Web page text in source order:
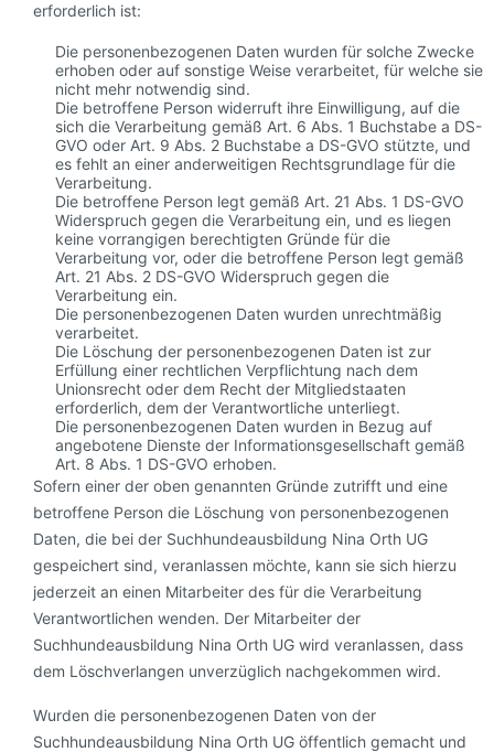
erforderlich ist:
Die personenbezogenen Daten wurden für solche Zwecke
erhoben oder auf sonstige Weise verarbeitet, für welche sie
nicht mehr notwendig sind.
Die betroffene Person widerruft ihre Einwilligung, auf die
sich die Verarbeitung gemäß Art. 6 Abs. 1 Buchstabe a DS-
GVO oder Art. 9 Abs. 2 Buchstabe a DS-GVO stützte, und
es fehlt an einer anderweitigen Rechtsgrundlage für die
Verarbeitung.
Die betroffene Person legt gemäß Art. 21 Abs. 1 DS-GVO
Widerspruch gegen die Verarbeitung ein, und es liegen
keine vorrangigen berechtigten Gründe für die
Verarbeitung vor, oder die betroffene Person legt gemäß
Art. 21 Abs. 2 DS-GVO Widerspruch gegen die
Verarbeitung ein.
Die personenbezogenen Daten wurden unrechtmäßig
verarbeitet.
Die Löschung der personenbezogenen Daten ist zur
Erfüllung einer rechtlichen Verpflichtung nach dem
Unionsrecht oder dem Recht der Mitgliedstaaten
erforderlich, dem der Verantwortliche unterliegt.
Die personenbezogenen Daten wurden in Bezug auf
angebotene Dienste der Informationsgesellschaft gemäß
Art. 8 Abs. 1 DS-GVO erhoben.
Sofern einer der oben genannten Gründe zutrifft und eine
betroffene Person die Löschung von personenbezogenen
Daten, die bei der Suchhundeausbildung Nina Orth UG
gespeichert sind, veranlassen möchte, kann sie sich hierzu
jederzeit an einen Mitarbeiter des für die Verarbeitung
Verantwortlichen wenden. Der Mitarbeiter der
Suchhundeausbildung Nina Orth UG wird veranlassen, dass
dem Löschverlangen unverzüglich nachgekommen wird.
Wurden die personenbezogenen Daten von der
Suchhundeausbildung Nina Orth UG öffentlich gemacht und